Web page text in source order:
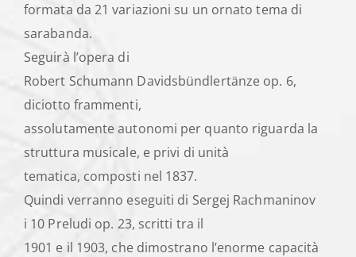
formata da 21 variazioni su un ornato tema di
sarabanda.
Seguirà l’opera di
Robert Schumann Davidsbündlertänze op. 6,
diciotto frammenti,
assolutamente autonomi per quanto riguarda la
struttura musicale, e privi di unità
tematica, composti nel 1837.
Quindi verranno eseguiti di Sergej Rachmaninov
i 10 Preludi op. 23, scritti tra il
1901 e il 1903, che dimostrano l’enorme capacità